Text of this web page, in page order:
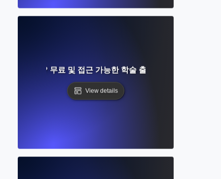
무엇인가? 무료 및 접근 가능한 학술 출판에 대한 완벽한 가
View details